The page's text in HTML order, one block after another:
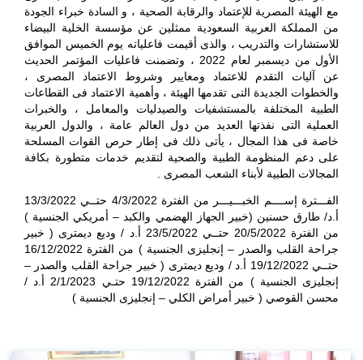
مع الهيئة المصرية للإعتماد والرقابة الصحية ، و السادة خبراء الجودة
من المملكة العربية السعودية ممثلين عن مؤسسة الخلية البيضاء
للاستشارات والتدريب ، والذى أقيمت فاعلياته يوم الخميس الموافق
الأول من ديسمبر لعام 2022 ، وتضمنت فاعليات المؤتمر الحديث
عن آليات التقدم للاعتماد ومعايير وشروط الاعتماد المصرى ،
والخطوات الجديدة التى تقدمها الهيئة ، وأهمية الاعتماد فى القطاعات
الطبية المختلفة بالمستشفيات والصيدليات والمعامل ، والخبرات
العملية التى نفذتها العديد من دول العالم عامة ، والدول العربية
خاصة فى هذا المجال ، يأتى ذلك فى إطار حرص القوات المسلحة
على دعم المنظومة الطبية والصحية لتقديم خدمات متطورة بكافة
المجالات الطبية لأبناء الشعب المصرى .
الفـــترة إســــم الخبـــيـــر من الفترة 4/3/2022 حتــي 13/3/2022
أ.د/ طارق حسنين (خبير الجهاز الهضمي والكبد – أمريكي الجنسية )
من الفترة 20/5/2022 حتــي 23/5/2022 أ.د / وديع ديمترى ( خبير
جراحة القلب والصدر – إنجليزى الجنسية ) من الفترة 16/12/2022
حتــي 19/12/2022 أ.د / وديع ديمترى ( خبير جراحة القلب والصدر –
إنجليزى الجنسية ) من الفترة 19/12/2022 حتـي 2/1/2023 أ.د /
محسن القوصي ( خبير أمراض الكلي – إنجليزى الجنسية )